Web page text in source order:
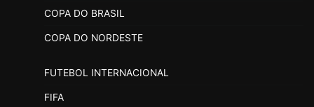
COPA DO BRASIL
COPA DO NORDESTE
FUTEBOL INTERNACIONAL
FIFA